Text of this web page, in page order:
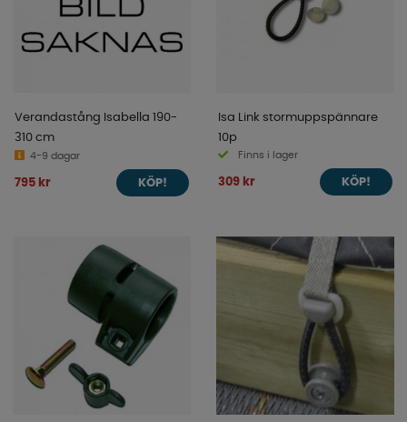
Verandastång Isabella 190-
310 cm
4-9 dagar
795 kr KÖP!
Isa Link stormuppspännare
10p
Finns i lager
309 kr KÖP!